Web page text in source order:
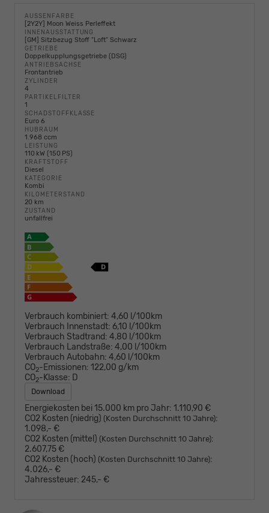
AUSSENFARBE
[2Y2Y] Moon Weiss Perleffekt
INNENAUSSTATTUNG
[GM] Sitzbezug Stoff "Loft" Schwarz
GETRIEBE
Doppelkupplungsgetriebe (DSG)
ANTRIEBSACHSE
Frontantrieb
ZYLINDER
4
PARTIKELFILTER
1
SCHADSTOFFKLASSE
Euro 6
HUBRAUM
1.968 ccm
LEISTUNG
110 kW (150 PS)
KRAFTSTOFF
Diesel
KATEGORIE
Kombi
KILOMETERSTAND
20 km
ZUSTAND
unfallfrei
Verbrauch kombiniert: 4,60 l/100km
Verbrauch Innenstadt: 6,10 l/100km
Verbrauch Stadtrand: 4,80 l/100km
Verbrauch Landstraße: 4,00 l/100km
Verbrauch Autobahn: 4,60 l/100km
CO2-Emissionen: 122,00 g/km
CO2-Klasse: D
Download
Energiekosten bei 15.000 km pro Jahr: 1.110,90 €
CO2 Kosten (niedrig) (Kosten Durchschnitt 10 Jahre):
1.098,- €
CO2 Kosten (mittel) (Kosten Durchschnitt 10 Jahre):
2.607,75 €
CO2 Kosten (hoch) (Kosten Durchschnitt 10 Jahre):
4.026,- €
Jahressteuer: 245,- €